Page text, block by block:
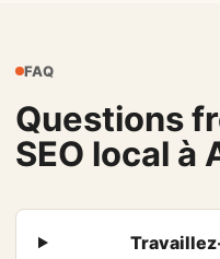
FAQ
Questions
SEO local à